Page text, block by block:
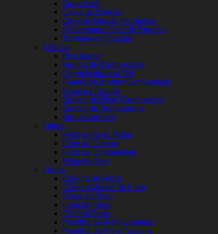
Barra Axial
Caixa de Direção
Óleo de Direção Hidráulica
Reservatório Óleo de Direção
Terminal de Direção
Elétrica
Bico Injetor
Bomba de Combustível
Corpo Borboleta TBI
Flange da Bomba Combustível
Motor de Partida
Sensor de Nível Combustível
Sensor de Temperatura
Sonda Lambda
Filtros
Filtro de Ar do Motor
Filtro de Cabine
Filtro de Combustível
Filtro de Óleo
Freios
Cilindro de Roda
Cilindro Mestre de Freio
Disco de Freio
Lona de Freio
Óleo de Freio
Pastilha de Freio Dianteiro
Pastilha de Freio Traseira